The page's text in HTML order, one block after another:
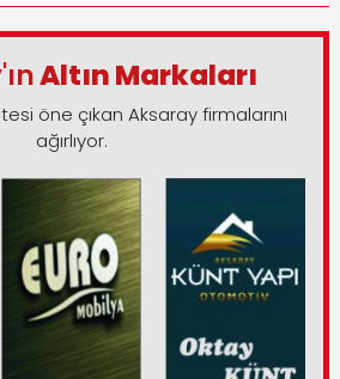
Altın Markaları
öne çıkan Aksaray firmalarını
ağırlıyor.